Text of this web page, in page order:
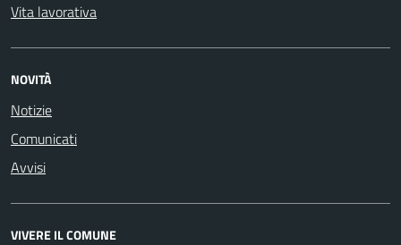
Vita lavorativa
NOVITÀ
Notizie
Comunicati
Avvisi
VIVERE IL COMUNE